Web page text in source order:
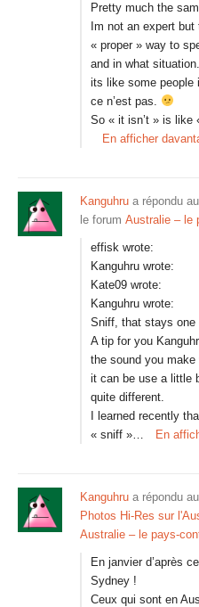
Pretty much the
Im not an expert
« proper » way to
and in what
its like some people
ce n’est pas.
So « it isn’t » is like
En afficher
Kanguhru a répondu
le forum Australie – le
effisk wrote:
Kanguhru wrote:
Kate09 wrote:
Kanguhru wrote:
Sniff, that stays one
A tip for you
the sound you
it can be use a little
quite different.
I learned recently
« sniff »…
En
Kanguhru a répondu
Photos Hi-Res sur
Australie – le pays-
En janvier d’après
Sydney !
Ceux qui sont en